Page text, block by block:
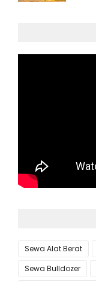
Sewa Alat Berat
Sewa Bulldozer